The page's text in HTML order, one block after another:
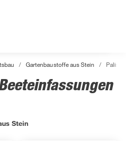
/ Gartenbaustoffe aus Stein /
Stein